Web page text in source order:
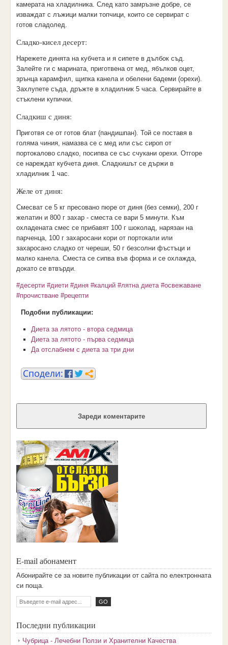
камерата на хладилника. След като замръзне добре, се
изваждат с лъжици малки топчици, които се сервират с
готов сладолед.
Сладко-кисел десерт:
Нарежете динята на кубчета и я сипете в дълбок съд.
Залейте ги с марината, приготвена от мед, ябълков оцет,
зрънца карамфил, щипка канела и обелени бадеми (орехи).
Захлупете съда, дръжте в хладилник 5 часа. Сервирайте в
стъклени купички.
Сладкиш с диня:
Приготвя се от готов блат (пандишпан). Той се поставя в
голяма чиния, намазва се с мед или със сироп от
портокалово сладко, посипва се със счукани орехи. Отгоре
се нареждат кубчета диня. Сладкишът се държи в
хладилник 1 час.
Желе от диня:
Смесват се 5 кг пресовано пюре от диня (без семки), 200 г
желатин и 800 г захар - сместа се вари 5 минути. Към
охладената смес се прибавят 100 г шоколад, нарязан на
парченца, 100 г захаросани кори от портокали или
захаросано сладко от череши, 50 г безсолни фъстъци и
малко канела. Сместа се сипва във форма и се охлажда,
докато се втвърди.
#десерти #диети #диня #калций #лятна диета #освежаване
#прочистване #рецепти
Подобни публикации:
Диета за лятото - втора седмица
Диета за лятото - първа седмица
Да отслабнем с диета за три дни
Зареди коментарите
E-mail абонамент
Aбoниpaйтe ce зa нoвитe пyбликaции oт caйтa пo eлeктpoннaтa
cи пoщa.
Последни публикации
Чубрица - Лечебни Ползи и Хранителни Качества